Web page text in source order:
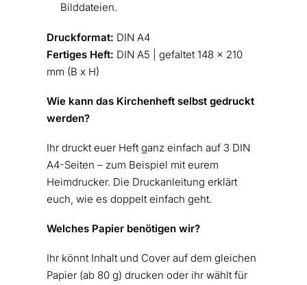
Bilddateien.
Druckformat: DIN A4
Fertiges Heft: DIN A5 | gefaltet 148 x 210
mm (B x H)
Wie kann das Kirchenheft selbst gedruckt
werden?
Ihr druckt euer Heft ganz einfach auf 3 DIN
A4-Seiten – zum Beispiel mit eurem
Heimdrucker. Die Druckanleitung erklärt
euch, wie es doppelt einfach geht.
Welches Papier benötigen wir?
Ihr könnt Inhalt und Cover auf dem gleichen
Papier (ab 80 g) drucken oder ihr wählt für